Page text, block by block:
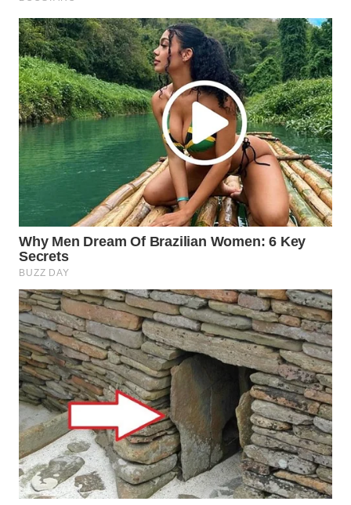
WAHANA
LISTRIK
WAHANA
TRAVEL
WAHANA
TV
WAHANANEWS
ID
WAHANANEWS
CO ID
WAHANANEWS
NET
WAHANA
SPORT
WAHANA
UMKM
WAHANA
SELEB